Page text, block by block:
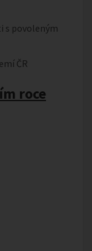
s povoleným
ČR
roce